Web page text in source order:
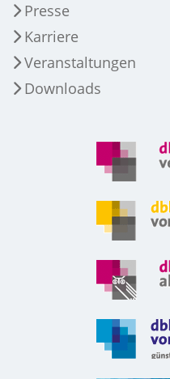
Presse
Karriere
Veranstaltungen
Downloads